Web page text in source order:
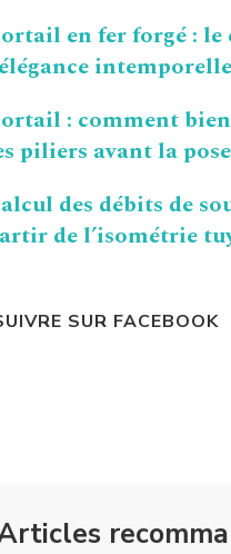
en fer forgé : le
intemporelle
: comment
piliers avant la pose
des débits de
de l’isométrie
SUR FACEBOOK